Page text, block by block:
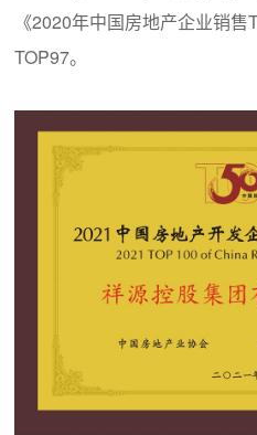
《2020年中国房地产企业销
TOP97。